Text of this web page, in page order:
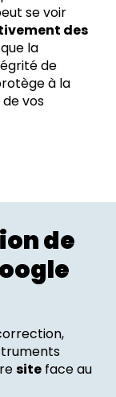
se voir
des
la
de
à la
vos
de
site face au